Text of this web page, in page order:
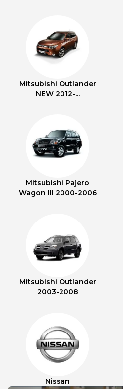
Mitsubishi Outlander
NEW 2012-...
Mitsubishi Pajero
Wagon III 2000-2006
Mitsubishi Outlander
2003-2008
Nissan